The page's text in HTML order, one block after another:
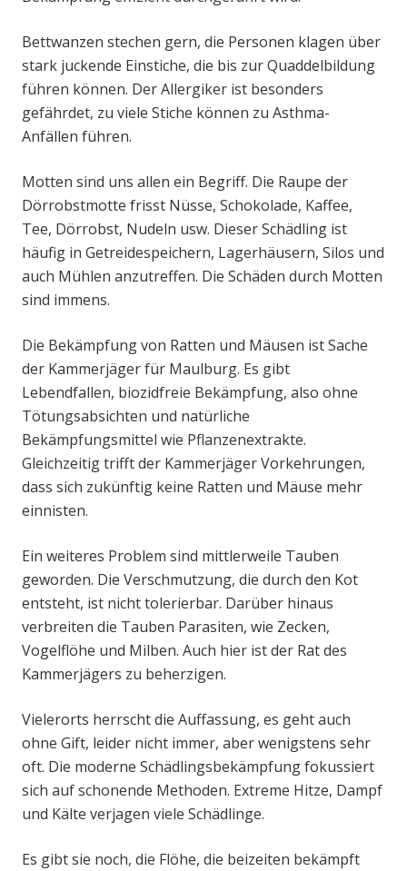
Bettwanzen stechen gern, die Personen klagen über
stark juckende Einstiche, die bis zur Quaddelbildung
führen können. Der Allergiker ist besonders
gefährdet, zu viele Stiche können zu Asthma-
Anfällen führen.
Motten sind uns allen ein Begriff. Die Raupe der
Dörrobstmotte frisst Nüsse, Schokolade, Kaffee,
Tee, Dörrobst, Nudeln usw. Dieser Schädling ist
häufig in Getreidespeichern, Lagerhäusern, Silos und
auch Mühlen anzutreffen. Die Schäden durch Motten
sind immens.
Die Bekämpfung von Ratten und Mäusen ist Sache
der Kammerjäger für Maulburg. Es gibt
Lebendfallen, biozidfreie Bekämpfung, also ohne
Tötungsabsichten und natürliche
Bekämpfungsmittel wie Pflanzenextrakte.
Gleichzeitig trifft der Kammerjäger Vorkehrungen,
dass sich zukünftig keine Ratten und Mäuse mehr
einnisten.
Ein weiteres Problem sind mittlerweile Tauben
geworden. Die Verschmutzung, die durch den Kot
entsteht, ist nicht tolerierbar. Darüber hinaus
verbreiten die Tauben Parasiten, wie Zecken,
Vogelflöhe und Milben. Auch hier ist der Rat des
Kammerjägers zu beherzigen.
Vielerorts herrscht die Auffassung, es geht auch
ohne Gift, leider nicht immer, aber wenigstens sehr
oft. Die moderne Schädlingsbekämpfung fokussiert
sich auf schonende Methoden. Extreme Hitze, Dampf
und Kälte verjagen viele Schädlinge.
Es gibt sie noch, die Flöhe, die beizeiten bekämpft